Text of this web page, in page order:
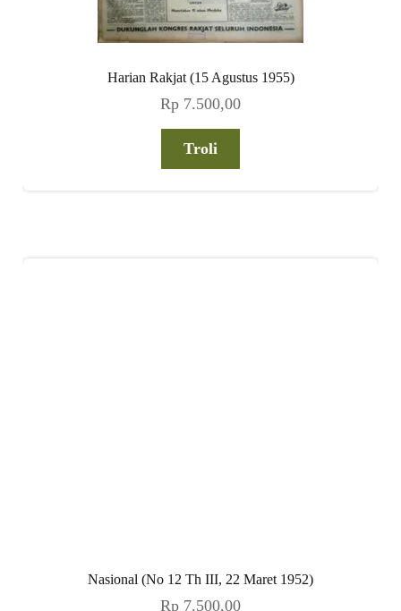
Harian Rakjat (15 Agustus 1955)
Rp 7.500,00
Troli
Nasional (No 12 Th III, 22 Maret 1952)
Rp 7.500,00